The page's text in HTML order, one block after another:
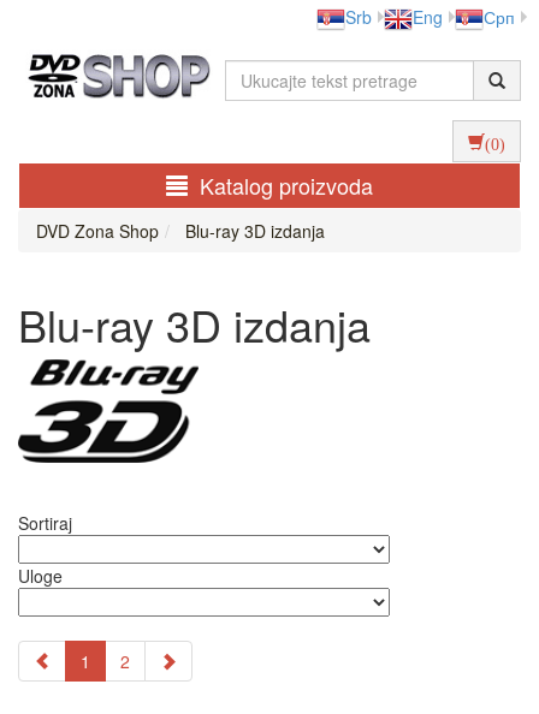
Srb Eng Срп
(0)
Katalog proizvoda
DVD Zona Shop Blu-ray 3D izdanja
Blu-ray 3D izdanja
Sortiraj
Uloge
1 2